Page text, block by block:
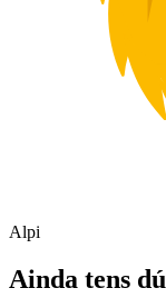
Alpi
Ainda tens